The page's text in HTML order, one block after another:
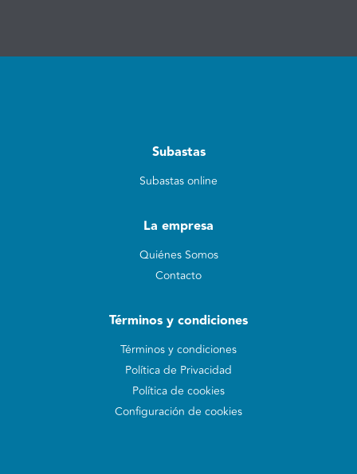
Subastas
Subastas online
La empresa
Quiénes Somos
Contacto
Términos y condiciones
Términos y condiciones
Política de Privacidad
Política de cookies
Configuración de cookies